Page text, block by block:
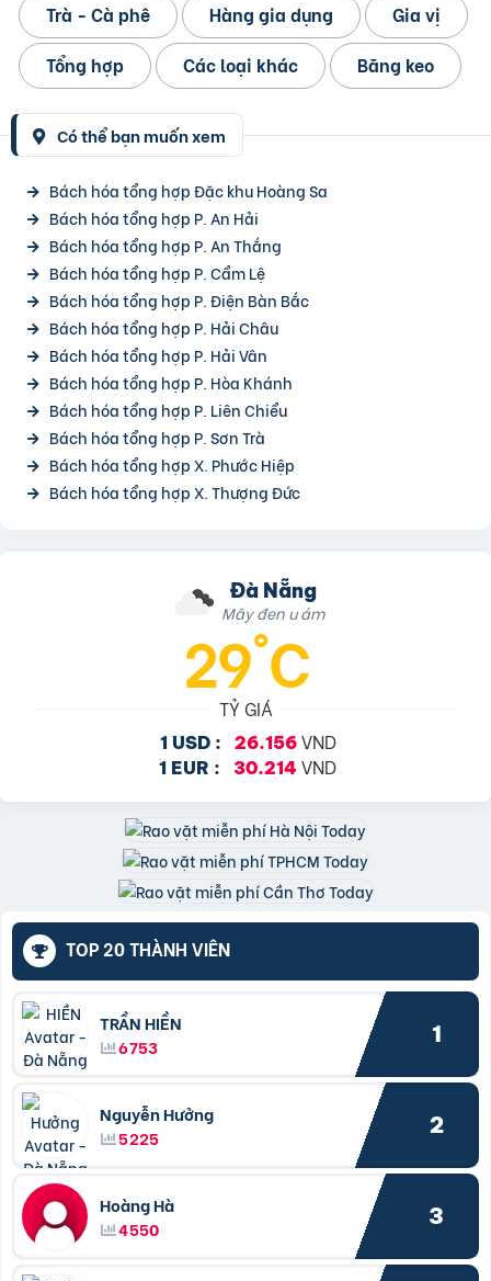
Trà - Cà phê
Hàng gia dụng
Gia vị
Tổng hợp
Các loại khác Băng keo
Có thể bạn muốn xem
Bách hóa tổng hợp Đặc khu Hoàng Sa
Bách hóa tổng hợp P. An Hải
Bách hóa tổng hợp P. An Thắng
Bách hóa tổng hợp P. Cẩm Lệ
Bách hóa tổng hợp P. Điện Bàn Bắc
Bách hóa tổng hợp P. Hải Châu
Bách hóa tổng hợp P. Hải Vân
Bách hóa tổng hợp P. Hòa Khánh
Bách hóa tổng hợp P. Liên Chiểu
Bách hóa tổng hợp P. Sơn Trà
Bách hóa tổng hợp X. Phước Hiệp
Bách hóa tổng hợp X. Thượng Đức
Đà Nẵng
Mây đen u ám
29°C
TỶ GIÁ
1 USD : 26.156VND
1 EUR : 30.214 VND
TOP 20 THÀNH VIÊN
TRẦN HIỀN
6753
1
Nguyễn Hưởng
5225
2
Hoàng Hà
4550
3